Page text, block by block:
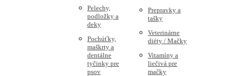
Pelechy,
podložky a
deky
Pochúťky,
maškrty a
dentálne
tyčinky pre
psov
Prepravky a
tašky
Veterinárne
diéty / Mačky
Vitamíny a
liečivá pre
mačky